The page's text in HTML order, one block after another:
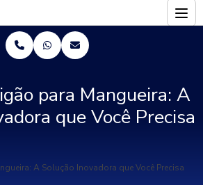
A Solução Inovadora que Você Precisa
para Mangueira: A
que Você Precisa